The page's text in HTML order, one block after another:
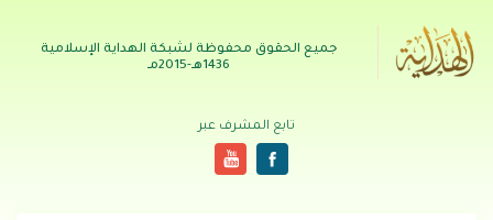
جميع الحقوق محفوظة لشبكة الهداية الإسلامية
1436هـ-2015مـ
تابع المشرف عبر